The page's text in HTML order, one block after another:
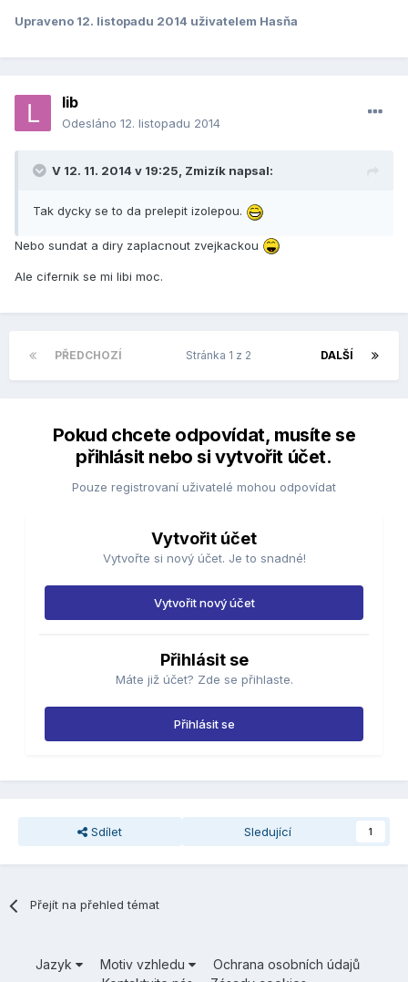
Upraveno 12. listopadu 2014 uživatelem Hasňa
lib
Odesláno 12. listopadu 2014
V 12. 11. 2014 v 19:25, Zmizík napsal:
Tak dycky se to da prelepit izolepou.
Nebo sundat a diry zaplacnout zvejkackou
Ale cifernik se mi libi moc.
PŘEDCHOZÍ DALŠÍ
Stránka 1 z 2
Pokud chcete odpovídat, musíte se
přihlásit nebo si vytvořit účet.
Pouze registrovaní uživatelé mohou odpovídat
Vytvořit účet
Vytvořte si nový účet. Je to snadné!
Vytvořit nový účet
Přihlásit se
Máte již účet? Zde se přihlaste.
Přihlásit se
Sdílet Sledující 1
Přejít na přehled témat
Jazyk Motiv vzhledu
Ochrana osobních údajů